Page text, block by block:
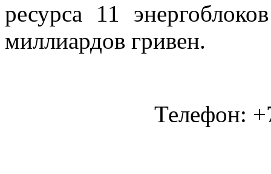
ресурса 11
миллиардов гривен.
Телефон: